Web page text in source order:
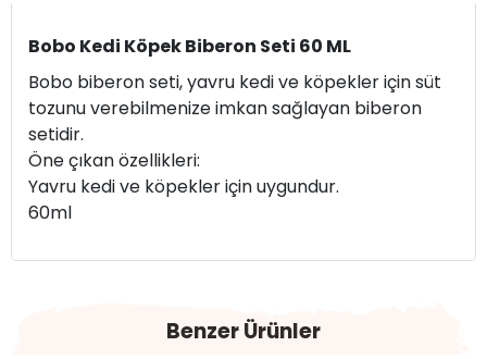
Bobo Kedi Köpek Biberon Seti 60 ML
Bobo biberon seti, yavru kedi ve köpekler için süt
tozunu verebilmenize imkan sağlayan biberon
setidir.
Öne çıkan özellikleri:
Yavru kedi ve köpekler için uygundur.
60ml
Benzer Ürünler